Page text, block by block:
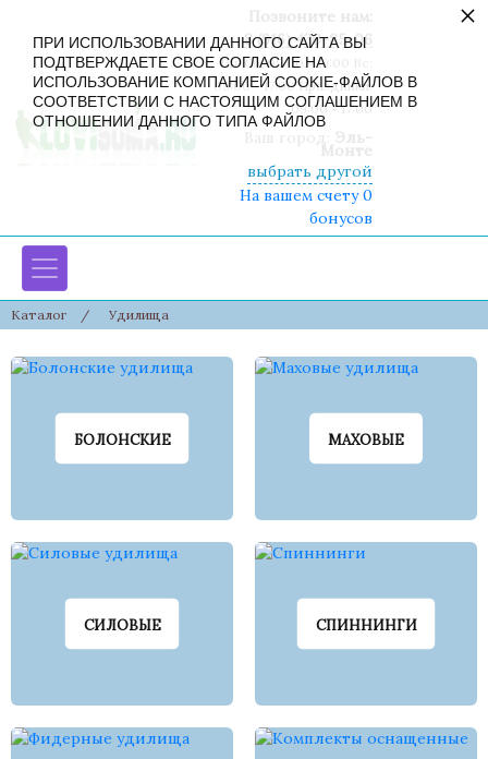
Позвоните нам:
8 (916) 430-85-06
Пн-Сб: 09:00 - 19:00 Вс:
09:00 - 17:00 Праздники:
09:00 - 17:00
Ваш город: Эль-
Монте
выбрать другой
На вашем счету 0
бонусов
Каталог / Удилища
БОЛОНСКИЕ МАХОВЫЕ
СИЛОВЫЕ СПИННИНГИ
ПРИ ИСПОЛЬЗОВАНИИ ДАННОГО САЙТА ВЫ
ПОДТВЕРЖДАЕТЕ СВОЕ СОГЛАСИЕ НА
ИСПОЛЬЗОВАНИЕ КОМПАНИЕЙ COOKIE-ФАЙЛОВ В
СООТВЕТСТВИИ С НАСТОЯЩИМ СОГЛАШЕНИЕМ В
ОТНОШЕНИИ ДАННОГО ТИПА ФАЙЛОВ
×